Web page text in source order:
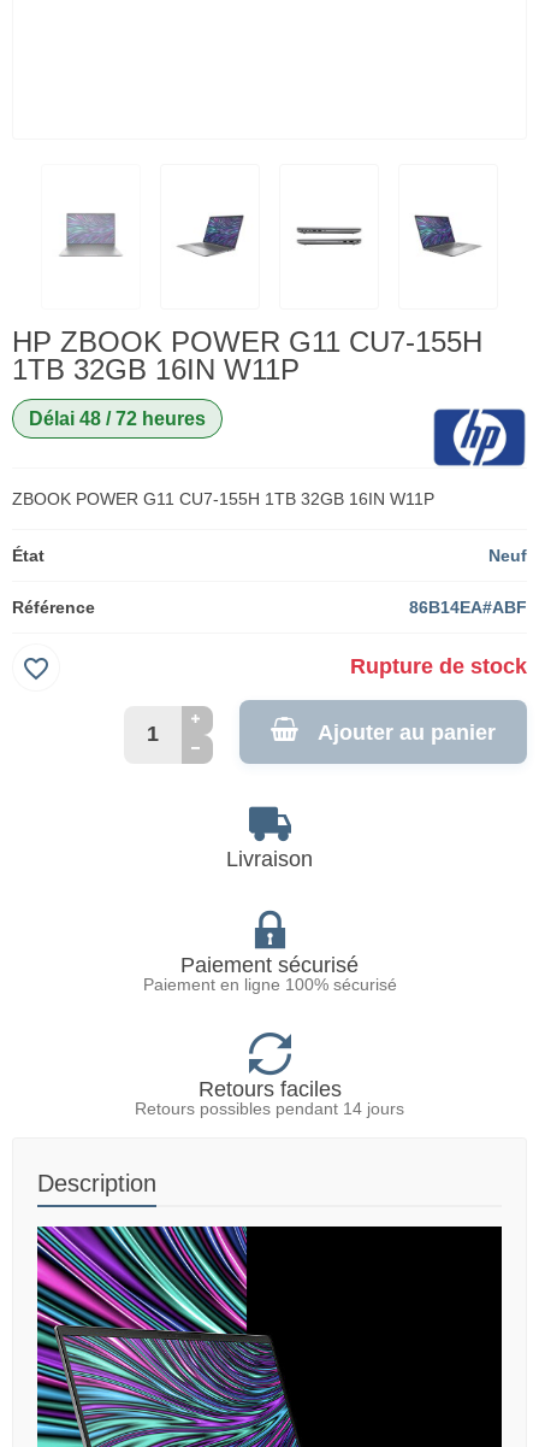
HP ZBOOK POWER G11 CU7-155H
1TB 32GB 16IN W11P
Délai 48 / 72 heures
ZBOOK POWER G11 CU7-155H 1TB 32GB 16IN W11P
État Neuf
Référence 86B14EA#ABF
Rupture de stock
Ajouter au panier
favorite_border
Livraison
Paiement sécurisé
Paiement en ligne 100% sécurisé
Retours faciles
Retours possibles pendant 14 jours
Description